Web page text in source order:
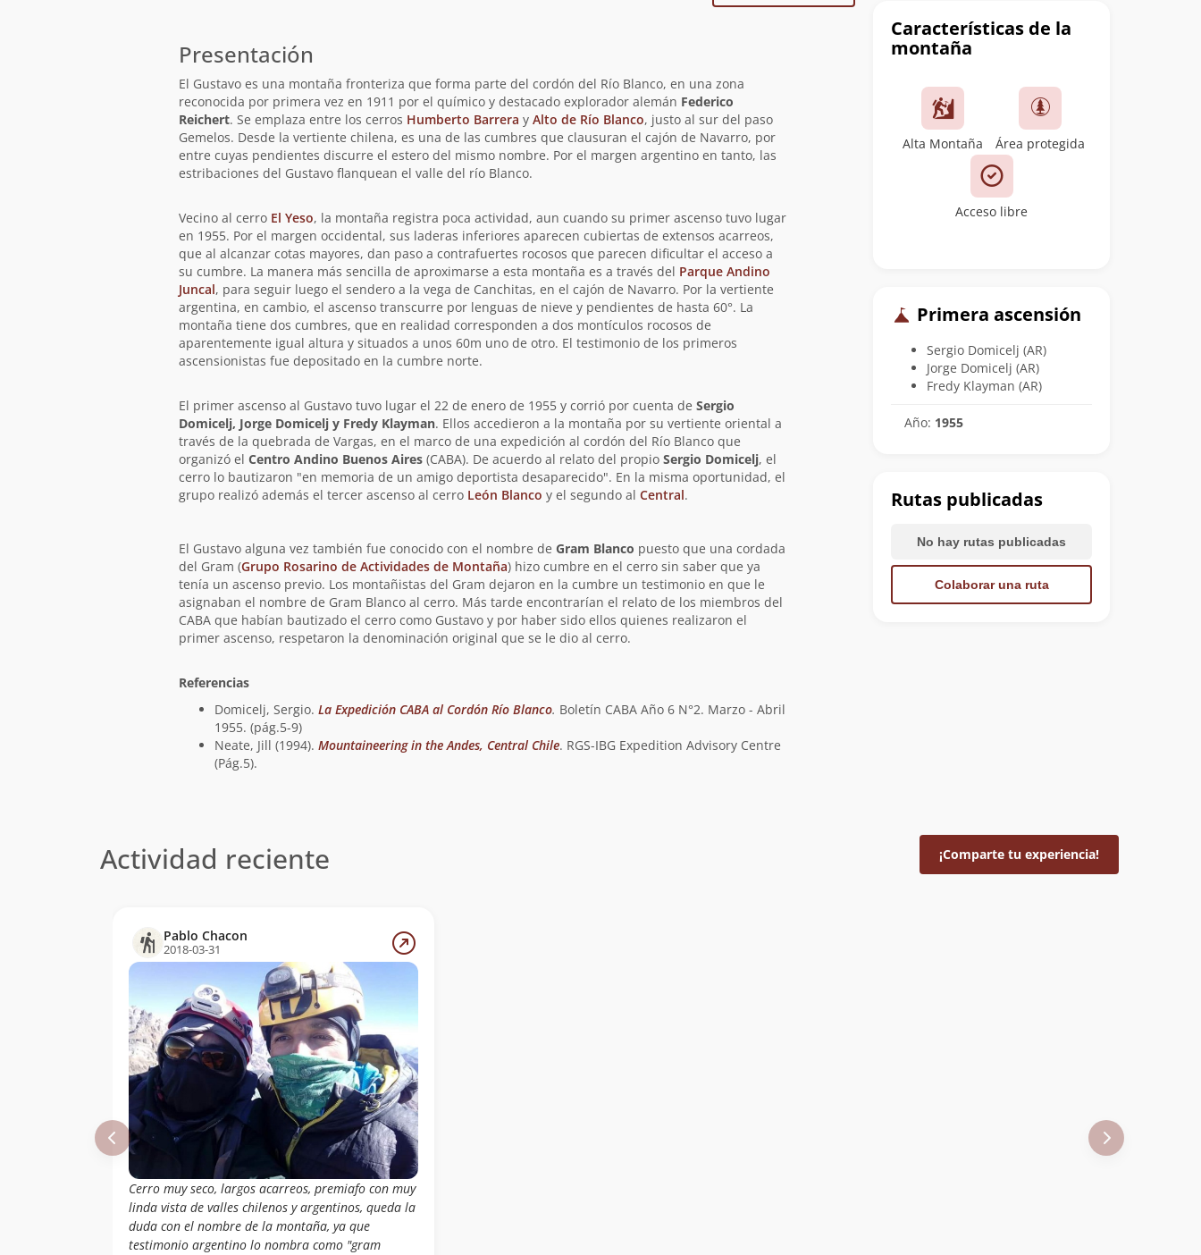
cumbre
Características de la
montaña
Alta Montaña Área protegida
Acceso libre
Primera ascensión
Sergio Domicelj (AR)
Jorge Domicelj (AR)
Fredy Klayman (AR)
Año: 1955
Rutas publicadas
No hay rutas publicadas
Colaborar una ruta
Presentación
El Gustavo es una montaña fronteriza que forma parte del cordón del Río Blanco, en una zona
reconocida por primera vez en 1911 por el químico y destacado explorador alemán Federico
Reichert. Se emplaza entre los cerros Humberto Barrera y Alto de Río Blanco, justo al sur del paso
Gemelos. Desde la vertiente chilena, es una de las cumbres que clausuran el cajón de Navarro, por
entre cuyas pendientes discurre el estero del mismo nombre. Por el margen argentino en tanto, las
estribaciones del Gustavo flanquean el valle del río Blanco.
Vecino al cerro El Yeso, la montaña registra poca actividad, aun cuando su primer ascenso tuvo lugar
en 1955. Por el margen occidental, sus laderas inferiores aparecen cubiertas de extensos acarreos,
que al alcanzar cotas mayores, dan paso a contrafuertes rocosos que parecen dificultar el acceso a
su cumbre. La manera más sencilla de aproximarse a esta montaña es a través del Parque Andino
Juncal, para seguir luego el sendero a la vega de Canchitas, en el cajón de Navarro. Por la vertiente
argentina, en cambio, el ascenso transcurre por lenguas de nieve y pendientes de hasta 60°. La
montaña tiene dos cumbres, que en realidad corresponden a dos montículos rocosos de
aparentemente igual altura y situados a unos 60m uno de otro. El testimonio de los primeros
ascensionistas fue depositado en la cumbre norte.
El primer ascenso al Gustavo tuvo lugar el 22 de enero de 1955 y corrió por cuenta de Sergio
Domicelj, Jorge Domicelj y Fredy Klayman. Ellos accedieron a la montaña por su vertiente oriental a
través de la quebrada de Vargas, en el marco de una expedición al cordón del Río Blanco que
organizó el Centro Andino Buenos Aires(CABA). De acuerdo al relato del propio Sergio Domicelj, el
cerro lo bautizaron "en memoria de un amigo deportista desaparecido". En la misma oportunidad, el
grupo realizó además el tercer ascenso al cerro León Blanco y el segundo al Central.
El Gustavo alguna vez también fue conocido con el nombre de Gram Blanco puesto que una cordada
del Gram (Grupo Rosarino de Actividades de Montaña) hizo cumbre en el cerro sin saber que ya
tenía un ascenso previo. Los montañistas del Gram dejaron en la cumbre un testimonio en que le
asignaban el nombre de Gram Blanco al cerro. Más tarde encontrarían el relato de los miembros del
CABA que habían bautizado el cerro como Gustavo y por haber sido ellos quienes realizaron el
primer ascenso, respetaron la denominación original que se le dio al cerro.
Referencias
Domicelj, Sergio. La Expedición CABA al Cordón Río Blanco. Boletín CABA Año 6 N°2. Marzo - Abril
1955. (pág.5-9)
Neate, Jill (1994). Mountaineering in the Andes, Central Chile. RGS-IBG Expedition Advisory Centre
(Pág.5).
Actividad reciente ¡Comparte tu experiencia!
Pablo Chacon
2018-03-31
Cerro muy seco, largos acarreos, premiafo con muy
linda vista de valles chilenos y argentinos, queda la
duda con el nombre de la montaña, ya que
testimonio argentino lo nombra como "gram